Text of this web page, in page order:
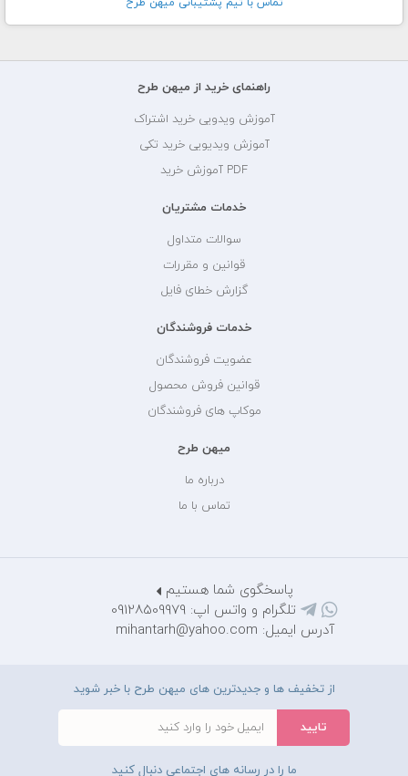
راهنمای خرید از میهن طرح
آموزش ویدویی خرید اشتراک
آموزش ویدیویی خرید تکی
PDF آموزش خرید
خدمات مشتریان
سوالات متداول
قوانین و مقررات
گزارش خطای فایل
خدمات فروشندگان
عضویت فروشندگان
قوانین فروش محصول
موکاپ های فروشندگان
میهن طرح
درباره ما
تماس با ما
پاسخگوی شما هستیم
تلگرام و واتس اپ: 09128509979
آدرس ایمیل: mihantarh@yahoo.com
از تخفیف ها و جدیدترین های میهن طرح با خبر شوید
ما را در رسانه های اجتماعی دنبال کنید